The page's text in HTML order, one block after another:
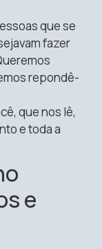
que se
fazer
repondê-
que nos lê,
e toda a
e